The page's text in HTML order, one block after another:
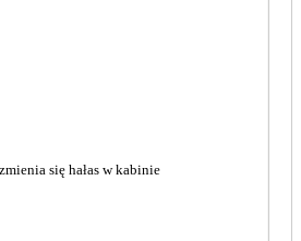
się hałas w kabinie